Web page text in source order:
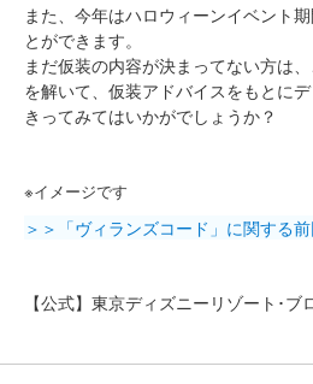
また、今年はハロウィーンイベント
とができます。
まだ仮装の内容が決まってない方は
を解いて、仮装アドバイスをもとに
きってみてはいかがでしょうか？
※イメージです
＞＞「ヴィランズコード」に関する
【公式】東京ディズニーリゾート･ブ